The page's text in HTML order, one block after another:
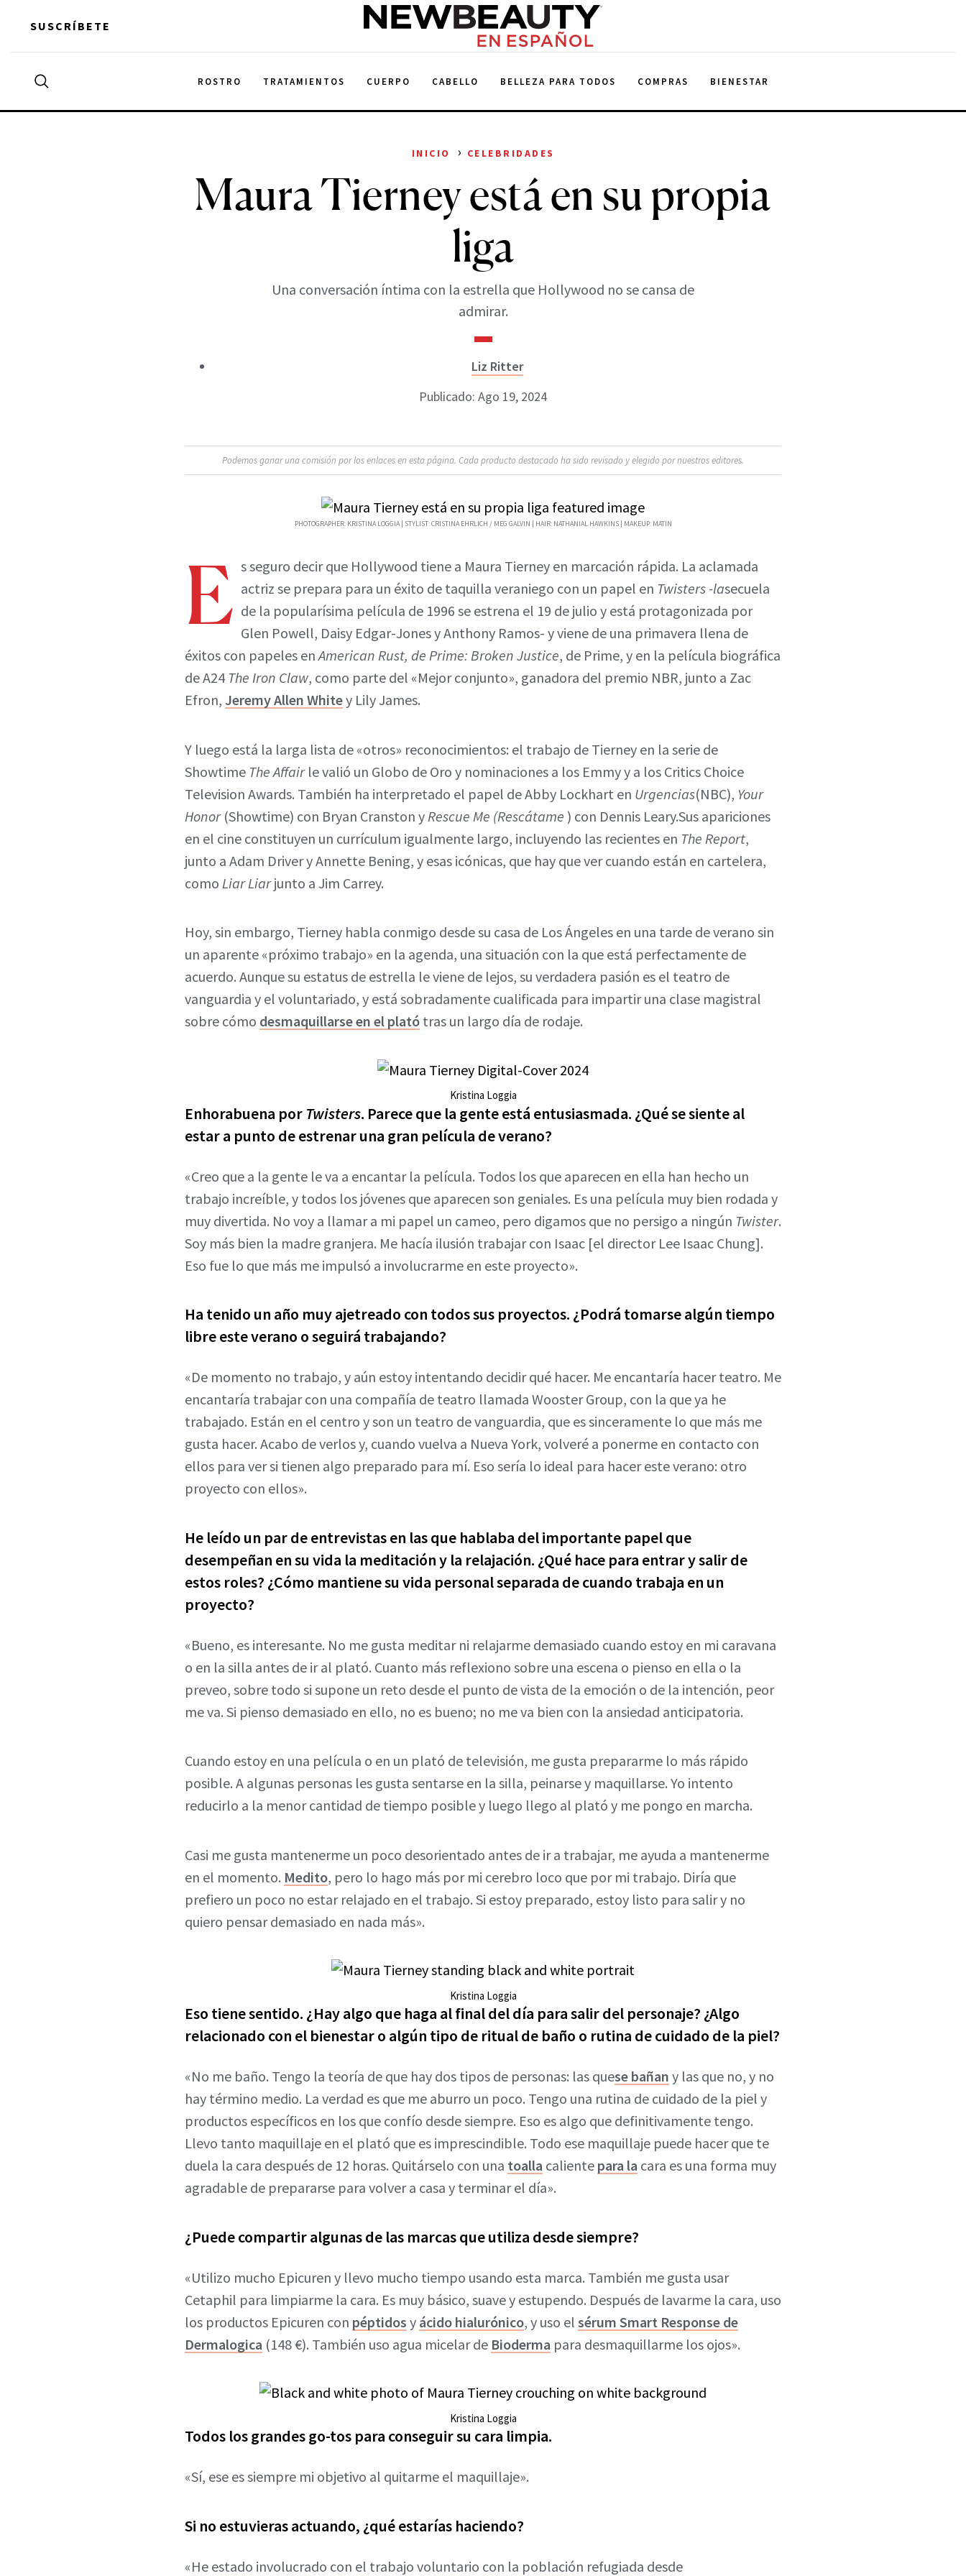
content
SUSCRÍBETE
NewBeauty
ROSTRO TRATAMIENTOS CUERPO CABELLO BELLEZA PARA TODOS COMPRAS BIENESTAR
Search
INICIO › CELEBRIDADES
Maura Tierney está en su propia
liga
Una conversación íntima con la estrella que Hollywood no se cansa de
admirar.
Liz Ritter
Publicado: Ago 19, 2024
Podemos ganar una comisión por los enlaces en esta página. Cada producto destacado ha sido revisado y elegido por nuestros editores.
PHOTOGRAPHER: KRISTINA LOGGIA | STYLIST: CRISTINA EHRLICH / MEG GALVIN | HAIR: NATHANIAL HAWKINS | MAKEUP: MATIN
E s seguro decir que Hollywood tiene a Maura Tierney en marcación rápida. La aclamada
actriz se prepara para un éxito de taquilla veraniego con un papel en Twisters -lasecuela
de la popularísima película de 1996 se estrena el 19 de julio y está protagonizada por
Glen Powell, Daisy Edgar-Jones y Anthony Ramos- y viene de una primavera llena de
éxitos con papeles enAmerican Rust, de Prime: Broken Justice, de Prime, y en la película biográfica
de A24 The Iron Claw, como parte del «Mejor conjunto», ganadora del premio NBR, junto a Zac
Efron, Jeremy Allen Whitey Lily James.
Y luego está la larga lista de «otros» reconocimientos: el trabajo de Tierney en la serie de
Showtime The Affairle valió un Globo de Oro y nominaciones a los Emmy y a los Critics Choice
Television Awards. También ha interpretado el papel de Abby Lockhart en Urgencias(NBC), Your
Honor(Showtime) con Bryan Cranston y Rescue Me (Rescátame ) con Dennis Leary.Sus apariciones
en el cine constituyen un currículum igualmente largo, incluyendo las recientes en The Report,
junto a Adam Driver y Annette Bening, y esas icónicas, que hay que ver cuando están en cartelera,
como Liar Liarjunto a Jim Carrey.
Hoy, sin embargo, Tierney habla conmigo desde su casa de Los Ángeles en una tarde de verano sin
un aparente «próximo trabajo» en la agenda, una situación con la que está perfectamente de
acuerdo. Aunque su estatus de estrella le viene de lejos, su verdadera pasión es el teatro de
vanguardia y el voluntariado, y está sobradamente cualificada para impartir una clase magistral
sobre cómo desmaquillarse en el plató tras un largo día de rodaje.
Kristina Loggia
Enhorabuena por Twisters. Parece que la gente está entusiasmada. ¿Qué se siente al
estar a punto de estrenar una gran película de verano?
«Creo que a la gente le va a encantar la película. Todos los que aparecen en ella han hecho un
trabajo increíble, y todos los jóvenes que aparecen son geniales. Es una película muy bien rodada y
muy divertida. No voy a llamar a mi papel un cameo, pero digamos que no persigo a ningún Twister.
Soy más bien la madre granjera. Me hacía ilusión trabajar con Isaac [el director Lee Isaac Chung].
Eso fue lo que más me impulsó a involucrarme en este proyecto».
Ha tenido un año muy ajetreado con todos sus proyectos. ¿Podrá tomarse algún tiempo
libre este verano o seguirá trabajando?
«De momento no trabajo, y aún estoy intentando decidir qué hacer. Me encantaría hacer teatro. Me
encantaría trabajar con una compañía de teatro llamada Wooster Group, con la que ya he
trabajado. Están en el centro y son un teatro de vanguardia, que es sinceramente lo que más me
gusta hacer. Acabo de verlos y, cuando vuelva a Nueva York, volveré a ponerme en contacto con
ellos para ver si tienen algo preparado para mí. Eso sería lo ideal para hacer este verano: otro
proyecto con ellos».
He leído un par de entrevistas en las que hablaba del importante papel que
desempeñan en su vida la meditación y la relajación. ¿Qué hace para entrar y salir de
estos roles? ¿Cómo mantiene su vida personal separada de cuando trabaja en un
proyecto?
«Bueno, es interesante. No me gusta meditar ni relajarme demasiado cuando estoy en mi caravana
o en la silla antes de ir al plató. Cuanto más reflexiono sobre una escena o pienso en ella o la
preveo, sobre todo si supone un reto desde el punto de vista de la emoción o de la intención, peor
me va. Si pienso demasiado en ello, no es bueno; no me va bien con la ansiedad anticipatoria.
Cuando estoy en una película o en un plató de televisión, me gusta prepararme lo más rápido
posible. A algunas personas les gusta sentarse en la silla, peinarse y maquillarse. Yo intento
reducirlo a la menor cantidad de tiempo posible y luego llego al plató y me pongo en marcha.
Casi me gusta mantenerme un poco desorientado antes de ir a trabajar, me ayuda a mantenerme
en el momento. Medito, pero lo hago más por mi cerebro loco que por mi trabajo. Diría que
prefiero un poco no estar relajado en el trabajo. Si estoy preparado, estoy listo para salir y no
quiero pensar demasiado en nada más».
Kristina Loggia
Eso tiene sentido. ¿Hay algo que haga al final del día para salir del personaje? ¿Algo
relacionado con el bienestar o algún tipo de ritual de baño o rutina de cuidado de la piel?
«No me baño. Tengo la teoría de que hay dos tipos de personas: las quese bañan y las que no, y no
hay término medio. La verdad es que me aburro un poco. Tengo una rutina de cuidado de la piel y
productos específicos en los que confío desde siempre. Eso es algo que definitivamente tengo.
Llevo tanto maquillaje en el plató que es imprescindible. Todo ese maquillaje puede hacer que te
duela la cara después de 12 horas. Quitárselo con una toalla caliente para la cara es una forma muy
agradable de prepararse para volver a casa y terminar el día».
¿Puede compartir algunas de las marcas que utiliza desde siempre?
«Utilizo mucho Epicuren y llevo mucho tiempo usando esta marca. También me gusta usar
Cetaphil para limpiarme la cara. Es muy básico, suave y estupendo. Después de lavarme la cara, uso
los productos Epicuren con péptidos y ácido hialurónico, y uso el sérum Smart Response de
Dermalogica (148 €). También uso agua micelar de Bioderma para desmaquillarme los ojos».
Kristina Loggia
Todos los grandes go-tos para conseguir su cara limpia.
«Sí, ese es siempre mi objetivo al quitarme el maquillaje».
Si no estuvieras actuando, ¿qué estarías haciendo?
«He estado involucrado con el trabajo voluntario con la población refugiada desde